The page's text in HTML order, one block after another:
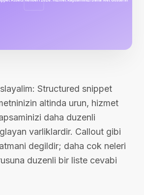
Structured snippet
altinda urun, hizmet
daha duzenli
varliklardir. Callout gibi
degildir; daha cok neleri
duzenli bir liste cevabi